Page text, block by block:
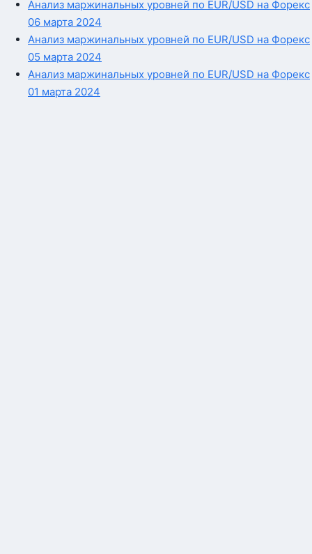
Анализ маржинальных уровней по EUR/USD на Форекс
06 марта 2024
Анализ маржинальных уровней по EUR/USD на Форекс
05 марта 2024
Анализ маржинальных уровней по EUR/USD на Форекс
01 марта 2024